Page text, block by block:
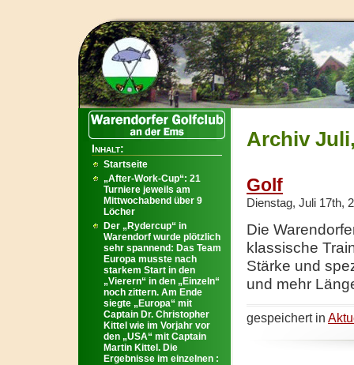
Archiv
Golf
Dienstag, Juli 17th,
Die
klassische
Stärke und
und mehr
gespeichert in
Inhalt:
Startseite
„After-Work-Cup“: 21
Turniere jeweils am
Mittwochabend über 9
Löcher
Der „Rydercup“ in
Warendorf wurde plötzlich
sehr spannend: Das Team
Europa musste nach
starkem Start in den
„Vierern“ in den „Einzeln“
noch zittern. Am Ende
siegte „Europa“ mit
Captain Dr. Christopher
Kittel wie im Vorjahr vor
den „USA“ mit Captain
Martin Kittel. Die
Ergebnisse im einzelnen :